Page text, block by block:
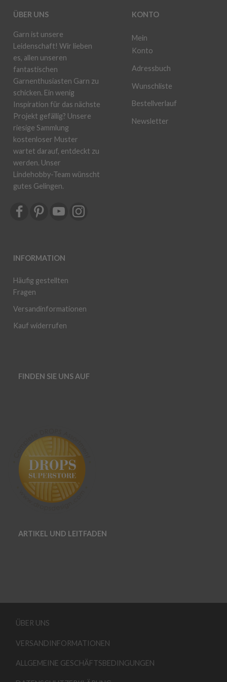
ÜBER UNS
Garn ist unsere
Leidenschaft! Wir lieben
es, allen unseren
fantastischen
Garnenthusiasten Garn zu
schicken. Ein wenig
Inspiration für das nächste
Projekt gefällig? Unsere
riesige Sammlung
kostenloser Muster
wartet darauf, entdeckt zu
werden. Unser
Lindehobby-Team wünscht
gutes Gelingen.
INFORMATION
Häufig gestellten
Fragen
Versandinformationen
Kauf widerrufen
KONTO
Mein
Konto
Adressbuch
Wunschliste
Bestellverlauf
Newsletter
FINDEN SIE UNS AUF
ARTIKEL UND LEITFADEN
ÜBER UNS
VERSANDINFORMATIONEN
ALLGEMEINE GESCHÄFTSBEDINGUNGEN